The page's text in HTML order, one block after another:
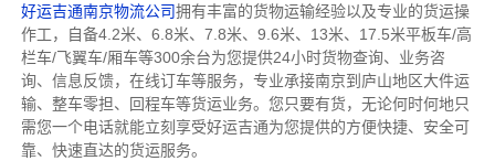
好运吉通南京物流公司拥有丰富的货物运输经验以及专业的货运操
作工，自备4.2米、6.8米、7.8米、9.6米、13米、17.5米平板车/高
栏车/飞翼车/厢车等300余台为您提供24小时货物查询、业务咨
询、信息反馈，在线订车等服务， 专业承接南京到庐山地区大件运
输、整车零担、回程车等货运业务。 您只要有货，无论何时何地只
需您一个电话就能立刻享受好运吉通为您提供的方便快捷、安全可
靠、快速直达的货运服务。